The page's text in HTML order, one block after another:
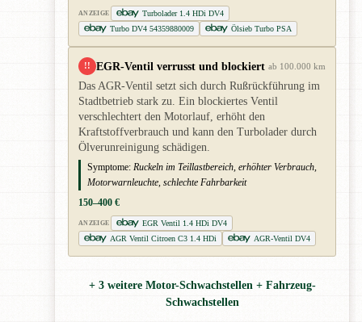
ANZEIGE
Turbolader 1.4 HDi DV4
Turbo DV4 54359880009
Ölsieb Turbo PSA
!! EGR-Ventil verrusst und blockiert ab 100.000 km
Das AGR-Ventil setzt sich durch Rußrückführung im
Stadtbetrieb stark zu. Ein blockiertes Ventil
verschlechtert den Motorlauf, erhöht den
Kraftstoffverbrauch und kann den Turbolader durch
Ölverunreinigung schädigen.
Symptome: Ruckeln im Teillastbereich, erhöhter Verbrauch,
Motorwarnleuchte, schlechte Fahrbarkeit
150–400 €
ANZEIGE
EGR Ventil 1.4 HDi DV4
AGR Ventil Citroen C3 1.4 HDi
AGR-Ventil DV4
+ 3 weitere Motor-Schwachstellen + Fahrzeug-
Schwachstellen